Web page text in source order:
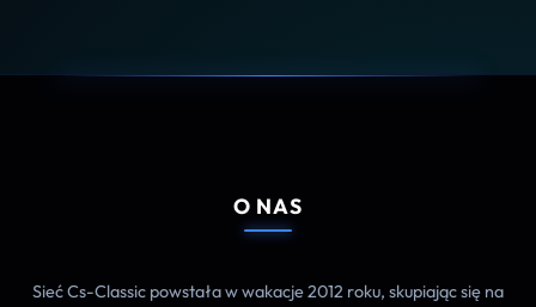
O NAS
Sieć Cs-Classic powstała w wakacje 2012 roku, skupiając się na